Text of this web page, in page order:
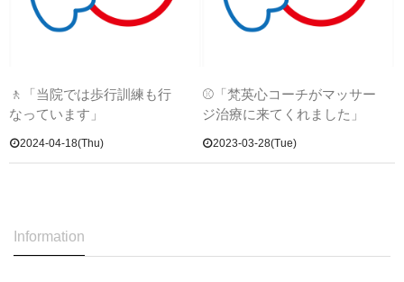
🚶「当院では歩行訓練も行
なっています」
2024-04-18(Thu)
⚾「梵英心コーチがマッサー
ジ治療に来てくれました」
2023-03-28(Tue)
Information